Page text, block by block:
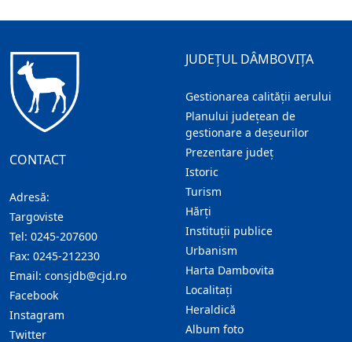
CONTACT
Adresă:
Targoviste
Tel: 0245-207600
Fax: 0245-212230
Email: consjdb@cjd.ro
Facebook
Instagram
Twitter
JUDEȚUL DÂMBOVIȚA
Gestionarea calității aerului
Planului județean de
gestionare a deșeurilor
Prezentare judeţ
Istoric
Turism
Hărţi
Instituţii publice
Urbanism
Harta Dambovita
Localitaţi
Heraldică
Album foto